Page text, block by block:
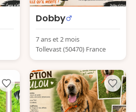
Dobby
7 ans et 2 mois
Tollevast (50470) France